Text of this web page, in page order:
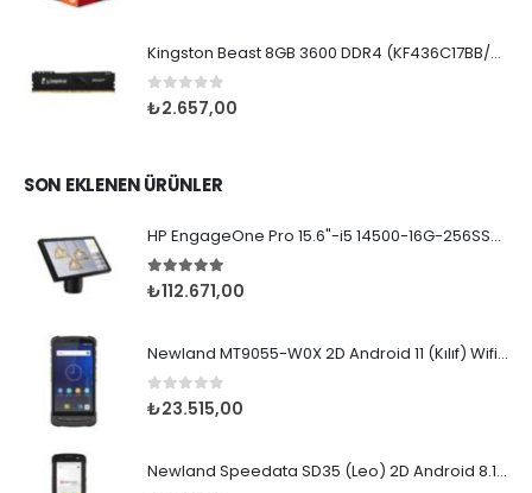
Kingston Beast 8GB 3600 DDR4 (KF436C17BB/8TR)
0 5 üzerinden
₺2.657,00
SON EKLENEN ÜRÜNLER
HP EngageOne Pro 15.6"-i5 14500-16G-256SSD-OST W11
5.00 5 üzerinden
₺112.671,00
Newland MT9055-W0X 2D Android 11 (Kılıf) Wifi BT
0 5 üzerinden
₺23.515,00
Newland Speedata SD35 (Leo) 2D Android 8.1 Wifi BT